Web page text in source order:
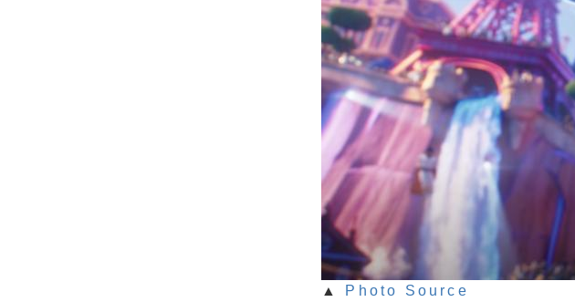
▲ Photo Source